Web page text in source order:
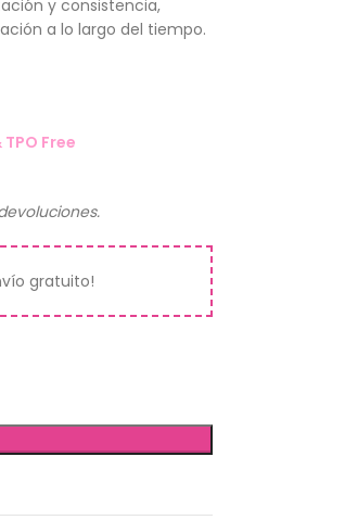
y consistencia,
a lo largo del tiempo.
Free
gratuito!